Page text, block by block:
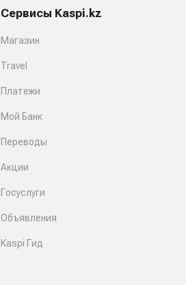
Сервисы Kaspi.kz
Магазин
Travel
Платежи
Мой Банк
Переводы
Акции
Госуслуги
Объявления
Kaspi Гид